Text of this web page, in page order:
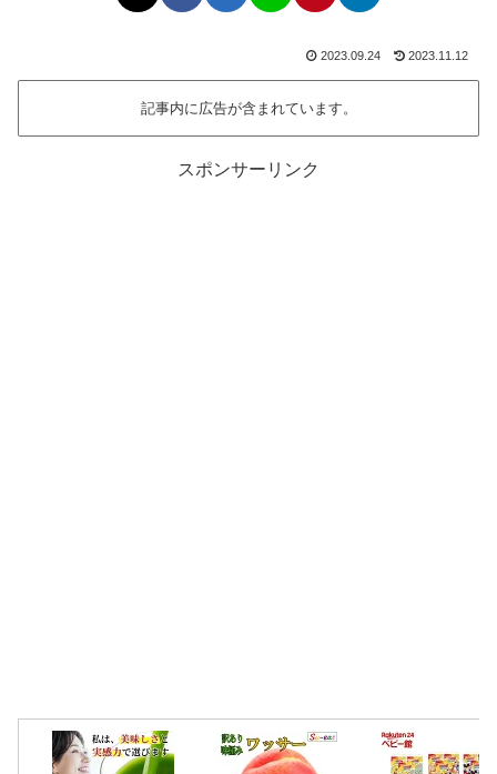
2023.09.24 2023.11.12
記事内に広告が含まれています。
スポンサーリンク